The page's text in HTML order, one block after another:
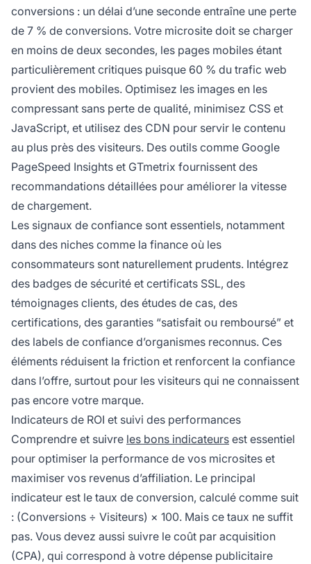
conversions : un délai d’une seconde entraîne une perte
de 7 % de conversions. Votre microsite doit se charger
en moins de deux secondes, les pages mobiles étant
particulièrement critiques puisque 60 % du trafic web
provient des mobiles. Optimisez les images en les
compressant sans perte de qualité, minimisez CSS et
JavaScript, et utilisez des CDN pour servir le contenu
au plus près des visiteurs. Des outils comme Google
PageSpeed Insights et GTmetrix fournissent des
recommandations détaillées pour améliorer la vitesse
de chargement.
Les signaux de confiance sont essentiels, notamment
dans des niches comme la finance où les
consommateurs sont naturellement prudents. Intégrez
des badges de sécurité et certificats SSL, des
témoignages clients, des études de cas, des
certifications, des garanties “satisfait ou remboursé” et
des labels de confiance d’organismes reconnus. Ces
éléments réduisent la friction et renforcent la confiance
dans l’offre, surtout pour les visiteurs qui ne connaissent
pas encore votre marque.
Indicateurs de ROI et suivi des performances
Comprendre et suivre les bons indicateurs est essentiel
pour optimiser la performance de vos microsites et
maximiser vos revenus d’affiliation. Le principal
indicateur est le taux de conversion, calculé comme suit
: (Conversions ÷ Visiteurs) × 100. Mais ce taux ne suffit
pas. Vous devez aussi suivre le coût par acquisition
(CPA), qui correspond à votre dépense publicitaire